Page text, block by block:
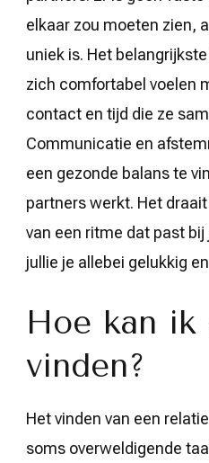
elkaar zou moeten zien,
uniek is. Het
zich comfortabel voelen
contact en tijd die ze
Communicatie en
een gezonde balans te
partners werkt. Het
van een ritme dat past
jullie je allebei gelukkig
Hoe kan
vinden?
Het vinden van een
soms overweldigende